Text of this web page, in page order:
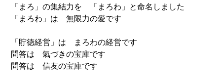
「まろ」の集結力を 「まろわ」と命名しました
「まろわ」は 無限力の愛です
「貯徳経営」は まろわの経営です
問答は 氣づきの宝庫です
問答は 信友の宝庫です